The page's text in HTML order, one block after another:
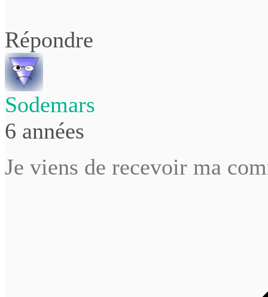
Répondre
Sodemars
6 années
Je viens de recevoir ma